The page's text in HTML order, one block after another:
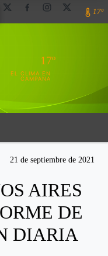
17º
17º
EL CLIMA EN
CAMPANA
21 de septiembre de 2021
AIRES
DE
DIARIA